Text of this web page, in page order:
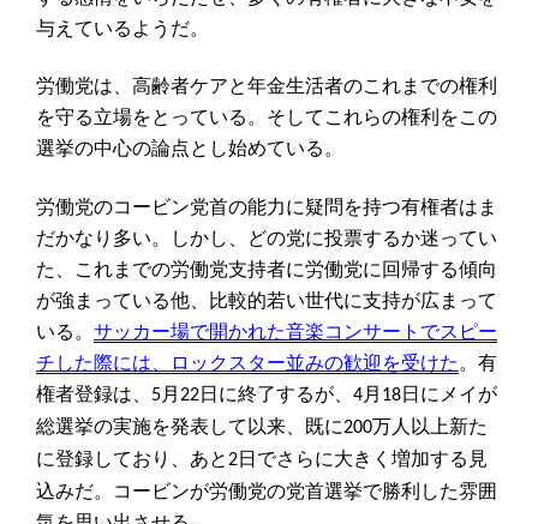
与えているようだ。
労働党は、高齢者ケアと年金生活者のこれまでの権利
を守る立場をとっている。そしてこれらの権利をこの
選挙の中心の論点とし始めている。
労働党のコービン党首の能力に疑問を持つ有権者はま
だかなり多い。しかし、どの党に投票するか迷ってい
た、これまでの労働党支持者に労働党に回帰する傾向
が強まっている他、比較的若い世代に支持が広まって
いる。 サッカー場で開かれた音楽コンサートでスピー
チした際には、ロックスター並みの歓迎を受けた 。有
権者登録は、
5月22日に終了するが、 4月 18日にメイが
総選挙の実施を発表して以来、既に200万人以上新た
に登録しており、あと2日でさらに大きく増加する見
込みだ。コービンが労働党の党首選挙で勝利した雰囲